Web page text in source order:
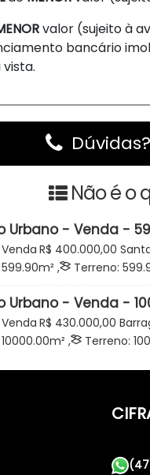
valor (sujeito à
bancário
Não é o
Urbano - Venda -
Egon Becker -
R$ 400.000,00
Brasil
599.90m² , Terreno: 599
15.00m , Lado Direito: 39
Urbano - Venda -
-
R$ 430.000,00
Brasil
10000.00m² , Terreno: